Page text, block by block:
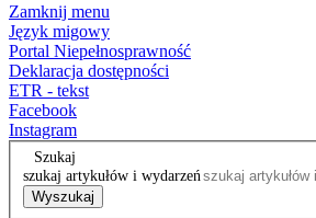
Zamknij menu
Język migowy
Portal Niepełnosprawność
Deklaracja dostępności
ETR - tekst
Facebook
Instagram
Szukaj
szukaj artykułów i wydarzeń
Wyszukaj